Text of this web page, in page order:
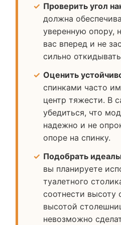
Проверить угол
должна
уверенную опору,
вас вперед и не
сильно
Оценить
спинками часто
центр тяжести. В
убедиться, что
надежно и не
опоре на спинку.
Подобрать
вы планируете
туалетного
соотнести высоту
высотой
невозможно